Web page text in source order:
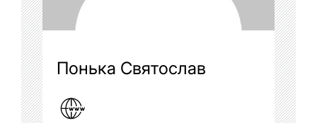
Понька Святослав